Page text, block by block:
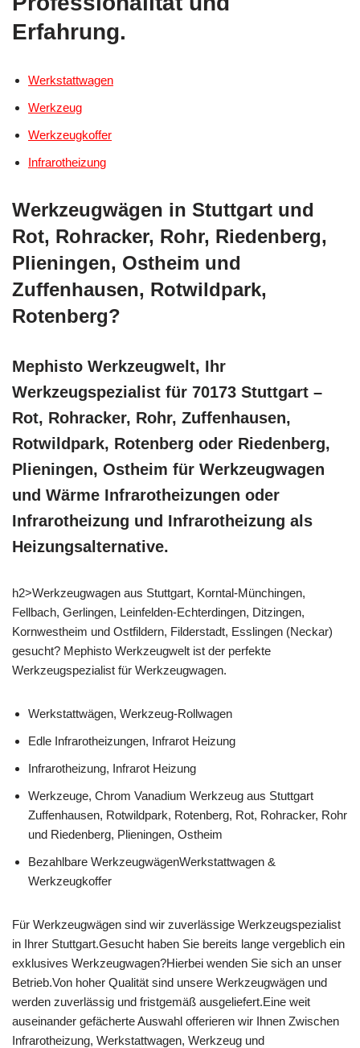
Erfahrung.
Werkstattwagen
Werkzeug
Werkzeugkoffer
Infrarotheizung
Werkzeugwägen in Stuttgart und
Rot, Rohracker, Rohr, Riedenberg,
Plieningen, Ostheim und
Zuffenhausen, Rotwildpark,
Rotenberg?
Mephisto Werkzeugwelt, Ihr
Werkzeugspezialist für 70173 Stuttgart –
Rot, Rohracker, Rohr, Zuffenhausen,
Rotwildpark, Rotenberg oder Riedenberg,
Plieningen, Ostheim für Werkzeugwagen
und Wärme Infrarotheizungen oder
Infrarotheizung und Infrarotheizung als
Heizungsalternative.
h2>Werkzeugwagen aus Stuttgart, Korntal-Münchingen,
Fellbach, Gerlingen, Leinfelden-Echterdingen, Ditzingen,
Kornwestheim und Ostfildern, Filderstadt, Esslingen (Neckar)
gesucht? Mephisto Werkzeugwelt ist der perfekte
Werkzeugspezialist für Werkzeugwagen.
Werkstattwägen, Werkzeug-Rollwagen
Edle Infrarotheizungen, Infrarot Heizung
Infrarotheizung, Infrarot Heizung
Werkzeuge, Chrom Vanadium Werkzeug aus Stuttgart
Zuffenhausen, Rotwildpark, Rotenberg, Rot, Rohracker, Rohr
und Riedenberg, Plieningen, Ostheim
Bezahlbare WerkzeugwägenWerkstattwagen &
Werkzeugkoffer
Für Werkzeugwägen sind wir zuverlässige Werkzeugspezialist
in Ihrer Stuttgart.Gesucht haben Sie bereits lange vergeblich ein
exklusives Werkzeugwagen?Hierbei wenden Sie sich an unser
Betrieb.Von hoher Qualität sind unsere Werkzeugwägen und
werden zuverlässig und fristgemäß ausgeliefert.Eine weit
auseinander gefächerte Auswahl offerieren wir Ihnen Zwischen
Infrarotheizung, Werkstattwagen, Werkzeug und